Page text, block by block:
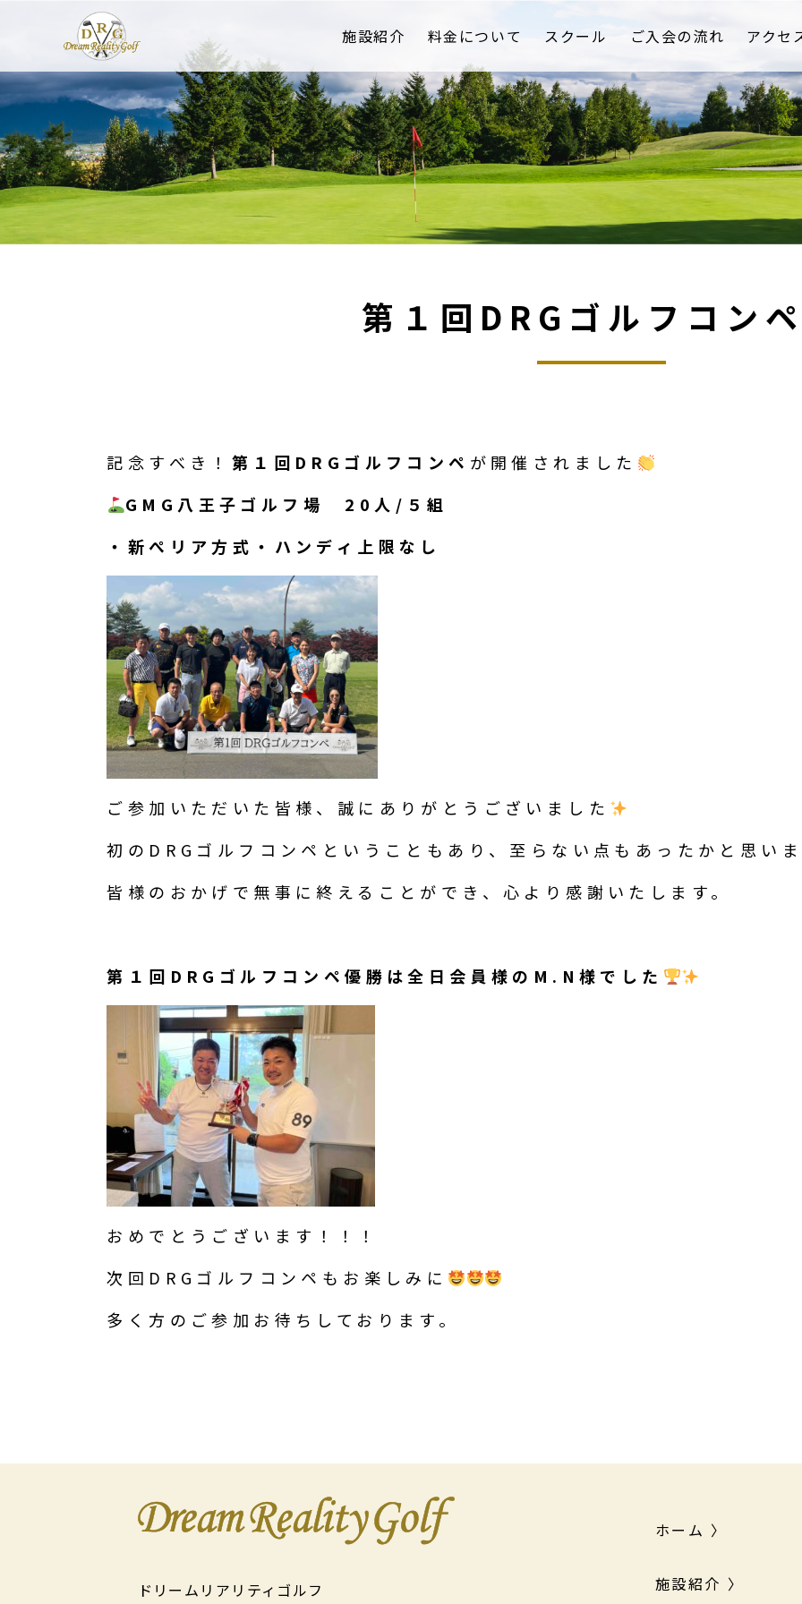
施設紹介 料金について スクール ご入会の流れ アクセ
第１回DRGゴルフコン
記念すべき！ 第１回DRGゴルフコンペ が開催されました
GMG八王子ゴルフ場 20人/５組
・新ぺリア方式・ハンディ上限なし
ご参加いただいた皆様、誠にありがとうございました
初のDRGゴルフコンペということもあり、至らない点もあったかと思い
皆様のおかげで無事に終えることができ、心より感謝いたします。
第１回DRGゴルフコンペ優勝は全日会員様のM.N様でした
おめでとうございます！！！
次回DRGゴルフコンペもお楽しみに
多く方のご参加お待ちしております。
ドリームリアリティゴルフ
ホーム 〉
施設紹介 〉